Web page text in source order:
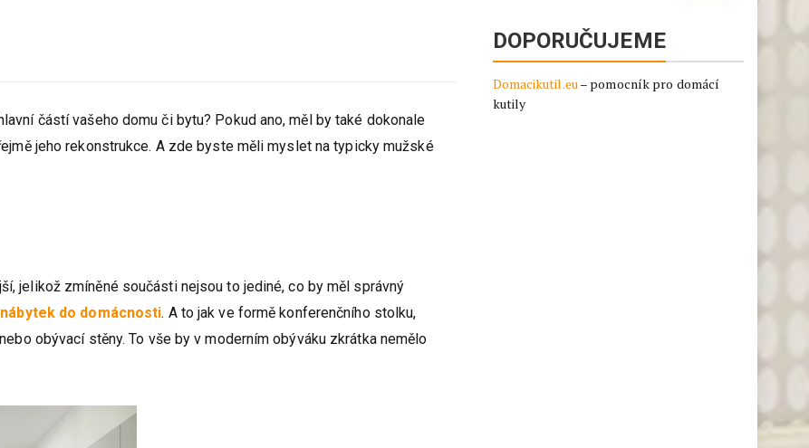
částí vašeho domu či bytu? Pokud ano, měl by také dokonale
jeho rekonstrukce. A zde byste měli myslet na typicky mužské
jelikož zmíněné součásti nejsou to jediné, co by měl správný
nábytek do domácnosti. A to jak ve formě konferenčního stolku,
obývací stěny. To vše by v moderním obýváku zkrátka nemělo
DOPORUČUJEME
Domacikutil.eu– pomocník pro domácí
kutily